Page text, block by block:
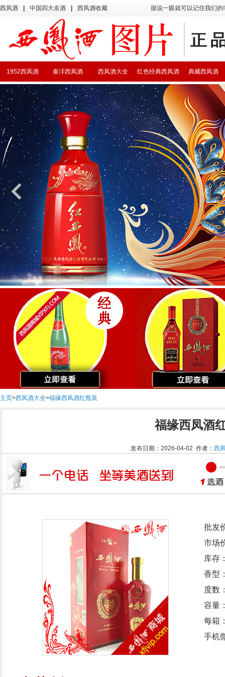
西凤酒 中国四大名酒 西凤酒收藏 据说一眼就可以记住我们
典藏西凤酒
红色经典西凤酒
西凤酒大全
秦沣西凤酒
1952西凤酒
主页>西凤酒大全>福缘西凤酒红瓶装
福缘西凤酒
发布日期：2026-04-02 作者： 西
批发
市场
库存
香型
度数
容量
每箱
手机